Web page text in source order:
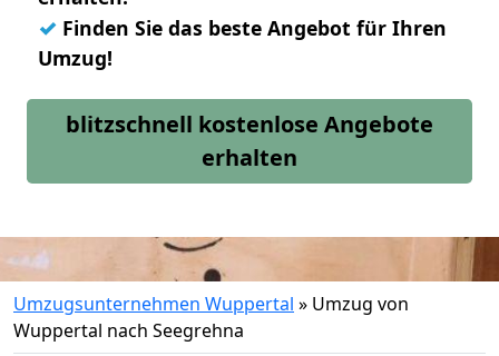
✓ Finden Sie das beste Angebot für Ihren
Umzug!
blitzschnell kostenlose Angebote
erhalten
Umzugsunternehmen Wuppertal » Umzug von
Wuppertal nach Seegrehna